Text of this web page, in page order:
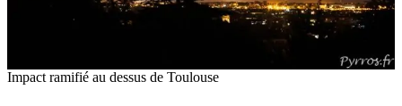
Impact ramifié au dessus de Toulouse